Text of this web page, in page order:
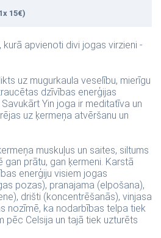
15€)
apvienoti divi jogas virzieni -
uz mugurkaula veselību, mierīgu
dzīvības enerģijas
Yin joga ir meditatīva un
uz ķermeņa atvēršanu un
muskuļus un saites, siltums
gan prātu, gan ķermeni. Karstā
enerģiju visiem jogas
pozas), pranajama (elpošana),
drišti (koncentrēšanās), vinjasa
nozīmē, ka nodarbības telpa tiek
pēc Celsija un tajā tiek uzturēts